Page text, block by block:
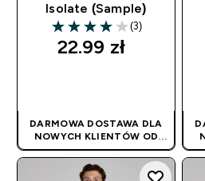
Isolate (Sample)
4 out of 5 stars
(3)
22.99 zł‎
DARMOWA DOSTAWA DLA
NOWYCH KLIENTÓW OD
180PLN| PROMOCJA
STOSOWANA
AUTOMATYCZNIE